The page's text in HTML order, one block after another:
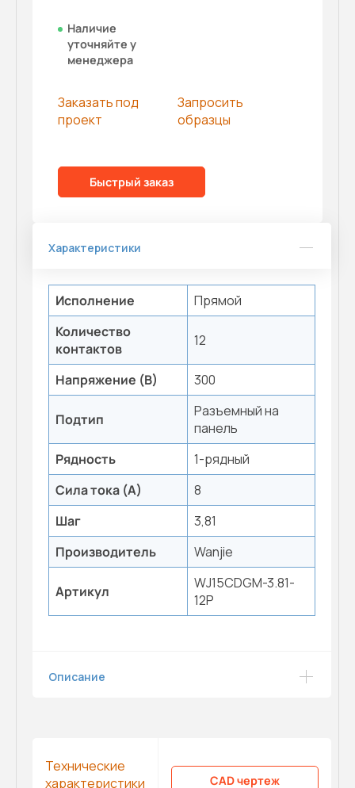
Наличие
уточняйте у
менеджера
Заказать под
проект
Запросить
образцы
Быстрый заказ
Характеристики
Исполнение
Прямой
Количество
контактов
12
Напряжение (В) 300
Подтип
Разъемный на
панель
Рядность
1-рядный
Сила тока (А)
8
Шаг
3,81
Производитель
Wanjie
Артикул
WJ15CDGM-3.81-
12P
Описание
Технические
характеристики
CAD чертеж